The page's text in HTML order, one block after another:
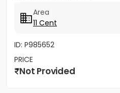
Area
11 Cent
ID: P985652
PRICE
Not Provided